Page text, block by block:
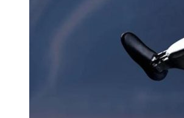
耳机低音像白
复古玩家狂喜
Xbox 360 游
AirTag 新版到